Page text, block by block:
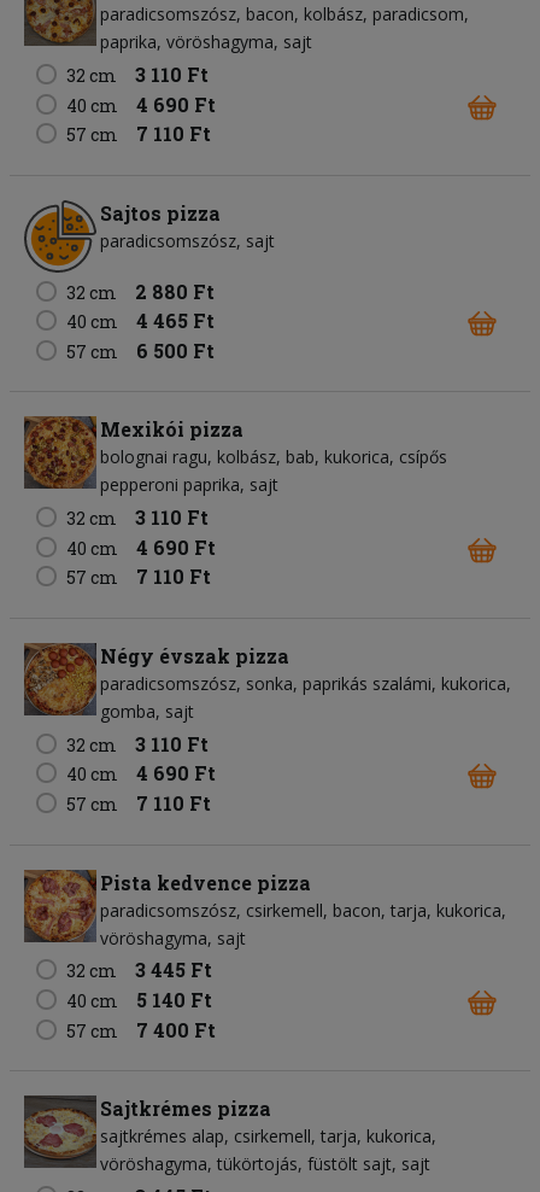
paradicsomszósz bacon kolbász paradicsom
paprika vöröshagyma sajt
32 cm
3 110 Ft
40 cm 4 690 Ft
57 cm 7 110 Ft
Sajtos pizza
paradicsomszósz sajt
32 cm 2 880 Ft
40 cm 4 465 Ft
57 cm 6 500 Ft
Mexikói pizza
bolognai ragu kolbász bab kukorica csípős
pepperoni paprika sajt
32 cm
3 110 Ft
40 cm 4 690 Ft
57 cm 7 110 Ft
Négy évszak pizza
paradicsomszósz sonka paprikás szalámi kukorica
gomba sajt
32 cm
3 110 Ft
40 cm 4 690 Ft
57 cm 7 110 Ft
Pista kedvence pizza
paradicsomszósz csirkemell bacon tarja kukorica
vöröshagyma sajt
32 cm
3 445 Ft
40 cm 5 140 Ft
57 cm 7 400 Ft
Sajtkrémes pizza
sajtkrémes alap csirkemell tarja kukorica
vöröshagyma tükörtojás füstölt sajt sajt